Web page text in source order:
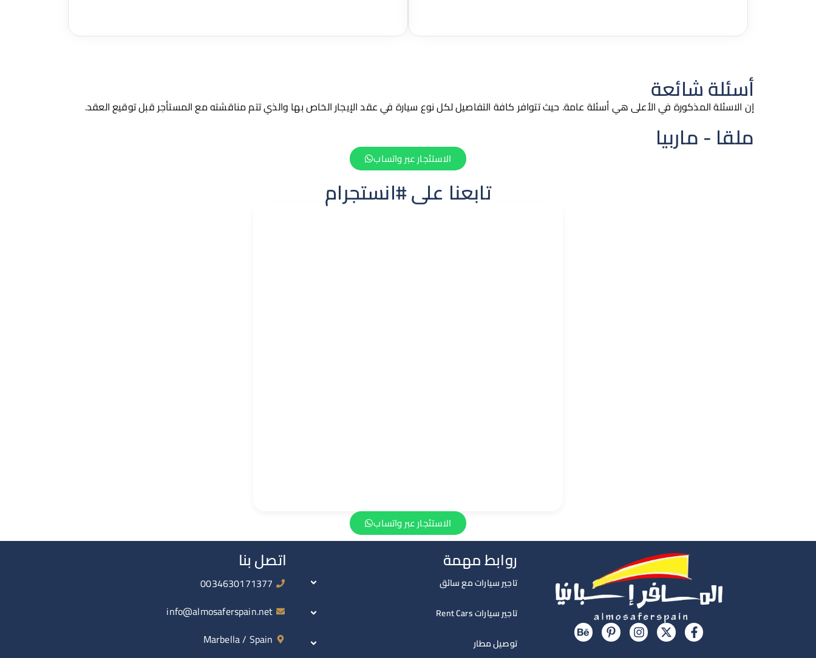
أسئلة شائعة
إن الاسئلة المذكورة في الأعلى هي أسئلة عامة. حيث تتوافر كافة التفاصيل لكل نوع سيارة في عقد الإيجار الخاص بها والذي تتم مناقشته مع المستأجر قبل توقيع العقد.
ملقا - ماربيا
الاستئجار عبر واتساب
تابعنا على #انستجرام
الاستئجار عبر واتساب
روابط مهمة
تاجير سيارات مع سائق
تاجير سيارات Rent Cars
توصيل مطار
اتصل بنا
0034630171377
info@almosaferspain.net
Marbella / Spain